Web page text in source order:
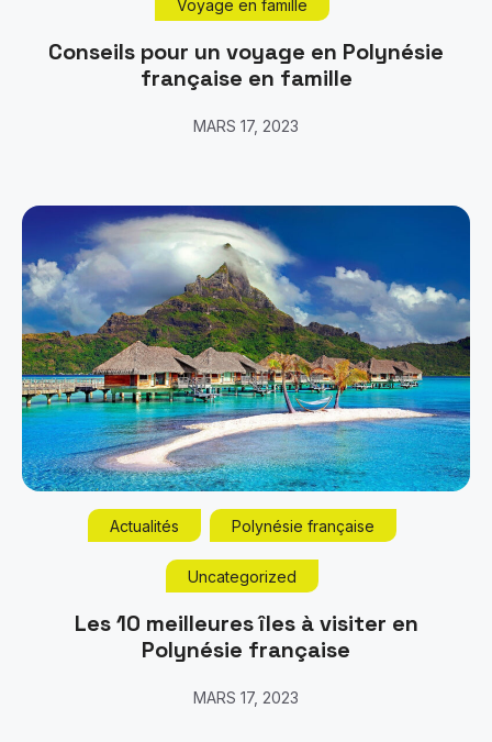
Voyage en famille
Conseils pour un voyage en Polynésie
française en famille
MARS 17, 2023
Actualités Polynésie française
Uncategorized
Les 10 meilleures îles à visiter en
Polynésie française
MARS 17, 2023